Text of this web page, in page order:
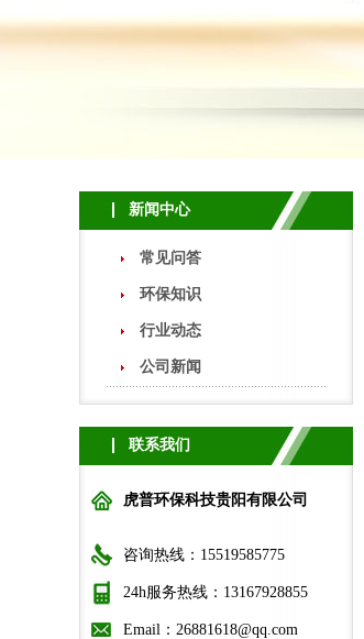
新闻中心
常见问答
环保知识
行业动态
公司新闻
联系我们
虎普环保科技贵阳有限公司
咨询热线：15519585775
24h服务热线：13167928855
Email：26881618@qq.com